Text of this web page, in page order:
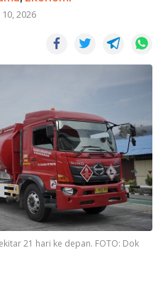
2026
21 hari ke depan. FOTO: Dok